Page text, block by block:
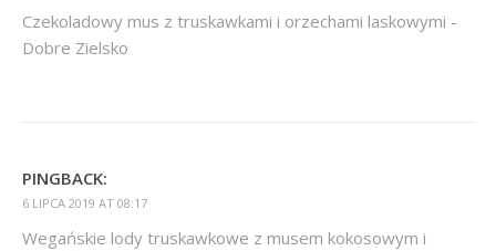
Czekoladowy mus z truskawkami i orzechami laskowymi -
Dobre Zielsko
PINGBACK:
6 LIPCA 2019 AT 08:17
Wegańskie lody truskawkowe z musem kokosowym i